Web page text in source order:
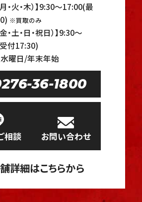
・火・木）】9:30～17:00(最
※買取のみ
・土・日・祝日）】9:30～
付17:30)
水曜日/年末年始
36-1800
相談 お問い合わせ
詳細はこちらから